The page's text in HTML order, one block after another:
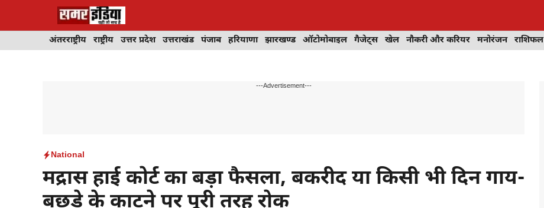
अंतरराष्ट्रीय राष्ट्रीय उत्तर प्रदेश उत्तराखंड पंजाब हरियाणा झारखण्ड ऑटोमोबाइल गैजेट्स खेल नौकरी और करियर मनोरंजन राशिफल
---Advertisement---
National
मद्रास हाई कोर्ट का बड़ा फैसला, बकरीद या किसी भी दिन गाय-
बछड़े के काटने पर पूरी तरह रोक